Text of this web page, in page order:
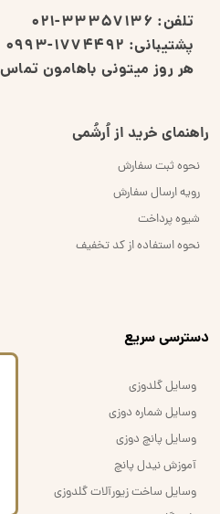
تلفن: 33357136-021
پشتیبانی: 1774492-0993
هر روز میتونی باهامون
راهنمای خرید از اُرشُمی
نحوه ثبت سفارش
رویه ارسال سفارش
شیوه پرداخت
نحوه استفاده از کد تخفیف
​دسترسی سریع
وسایل گلدوزی
وسایل شماره دوزی
وسایل پانچ دوزی
آموزش نیدل پانچ
وسایل ساخت زیورآلات گلدوزی